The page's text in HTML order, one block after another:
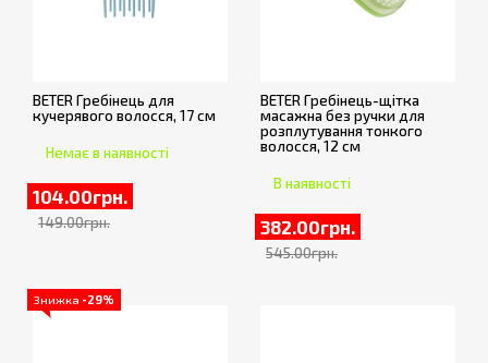
BETER Гребінець для
кучерявого волосся, 17 см
Немає в наявності
104.00грн.
149.00грн.
BETER Гребінець-щітка
масажна без ручки для
розплутування тонкого
волосся, 12 см
В наявності
382.00грн.
545.00грн.
Знижка -29%